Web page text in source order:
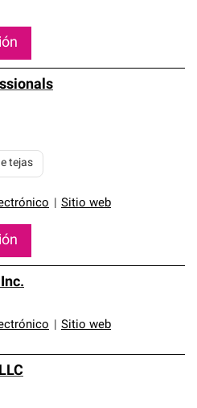
Sitio web
tejas
Sitio web